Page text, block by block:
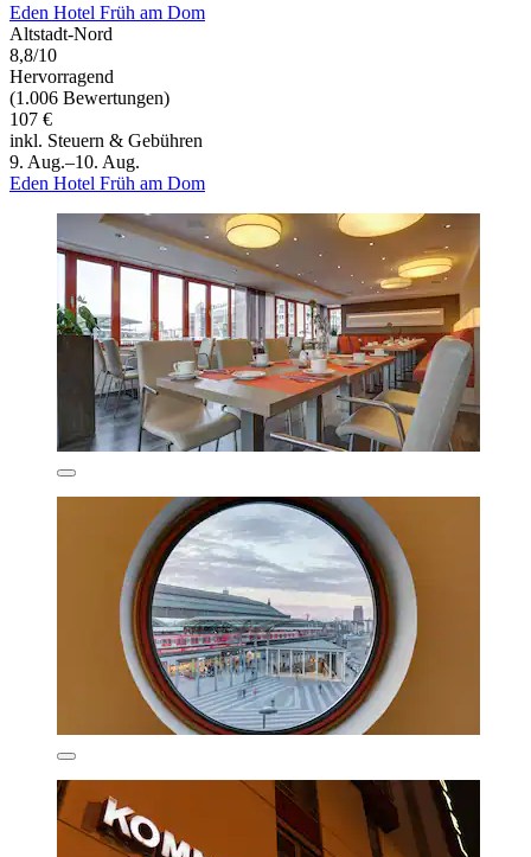
Eden Hotel Früh am Dom
Altstadt-Nord
8,8/10
Hervorragend
(1.006 Bewertungen)
107 €
inkl. Steuern & Gebühren
9. Aug.–10. Aug.
Eden Hotel Früh am Dom